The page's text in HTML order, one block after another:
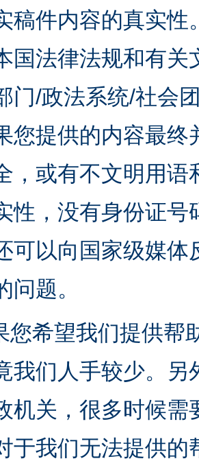
稿件内容的真实
国法律法规和有关
门/政法系统/社会
您提供的内容最
，或有不文明用
性，没有身份证
可以向国家级媒
问题。
您希望我们提供帮
我们人手较少。
机关，很多时候
于我们无法提供